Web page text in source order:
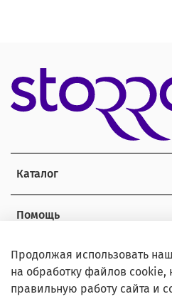
Каталог
Помощь
Информация
Продолжая использовать
на обработку файлов
правильную работу сайта и